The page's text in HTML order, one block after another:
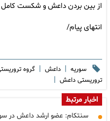
از بین بردن داعش و شکست کامل
انتهای پیام/
سوریه | داعش | گروه
تروریستی داعش |
اخبار مرتبط
سنتکام: عضو ارشد داعش در